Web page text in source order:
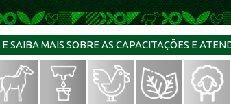
E SAIBA MAIS SOBRE AS CAPACITAÇÕES E